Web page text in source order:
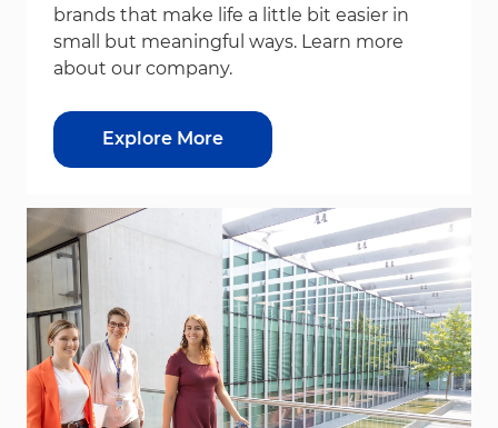
brands that make life a little bit easier in
small but meaningful ways. Learn more
about our company.
Explore More